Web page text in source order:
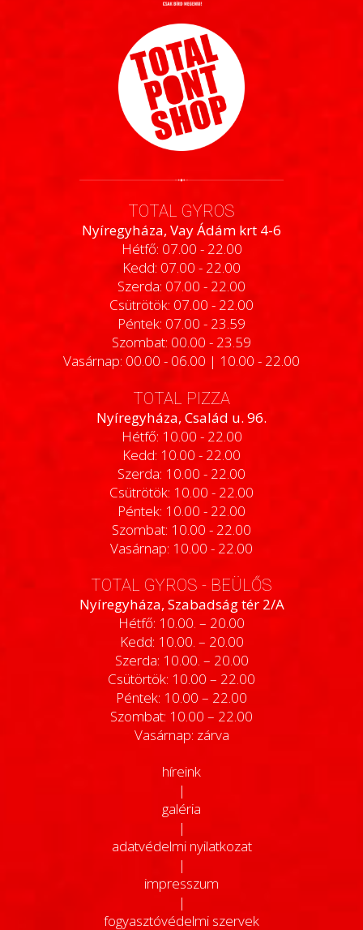
TOTAL GYROS
Nyíregyháza, Vay Ádám krt 4-6
Hétfő: 07.00 - 22.00
Kedd: 07.00 - 22.00
Szerda: 07.00 - 22.00
Csütrötök: 07.00 - 22.00
Péntek: 07.00 - 23.59
Szombat: 00.00 - 23.59
Vasárnap: 00.00 - 06.00 | 10.00 - 22.00
TOTAL PIZZA
Nyíregyháza, Család u. 96.
Hétfő: 10.00 - 22.00
Kedd: 10.00 - 22.00
Szerda: 10.00 - 22.00
Csütrötök: 10.00 - 22.00
Péntek: 10.00 - 22.00
Szombat: 10.00 - 22.00
Vasárnap: 10.00 - 22.00
TOTAL GYROS - BEÜLŐS
Nyíregyháza, Szabadság tér 2/A
Hétfő: 10.00. – 20.00
Kedd: 10.00. – 20.00
Szerda: 10.00. – 20.00
Csütörtök: 10.00 – 22.00
Péntek: 10.00 – 22.00
Szombat: 10.00 – 22.00
Vasárnap: zárva
híreink
|
galéria
|
adatvédelmi nyilatkozat
|
impresszum
|
fogyasztóvédelmi szervek